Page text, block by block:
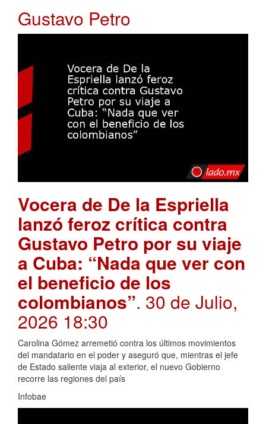
Gustavo Petro
Vocera de De la Espriella
lanzó feroz crítica contra
Gustavo Petro por su viaje
a Cuba: “Nada que ver con
el beneficio de los
colombianos”. 30 de Julio,
2026 18:30
Carolina Gómez arremetió contra los últimos movimientos
del mandatario en el poder y aseguró que, mientras el jefe
de Estado saliente viaja al exterior, el nuevo Gobierno
recorre las regiones del país
Infobae